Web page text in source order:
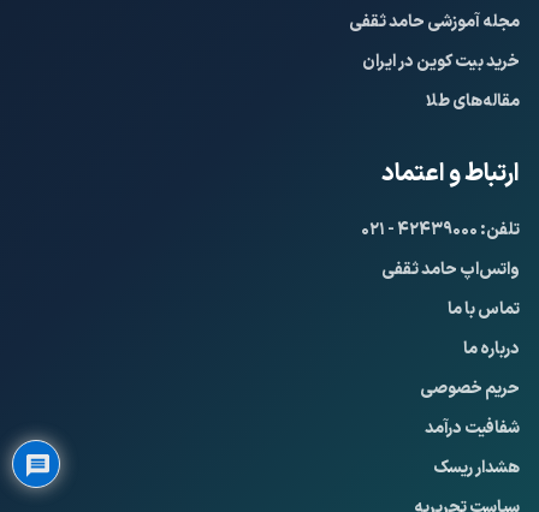
مجله آموزشی حامد ثقفی
خرید بیت کوین در ایران
مقاله‌های طلا
ارتباط و اعتماد
تلفن: ۴۲۴۳۹۰۰۰ - ۰۲۱
واتس‌اپ حامد ثقفی
تماس با ما
درباره ما
حریم خصوصی
شفافیت درآمد
هشدار ریسک
Privacy Policy